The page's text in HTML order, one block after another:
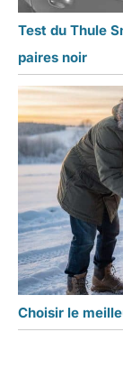
Test du Thule
paires noir
Choisir le